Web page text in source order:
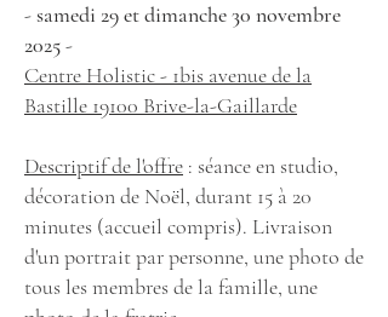
-samedi 29 et dimanche 30 novembre
2025-
Centre Holistic - 1bis avenue de la
Bastille 19100 Brive-la-Gaillarde
Descriptif de l'offre : séance en studio,
décoration de Noël, durant 15 à 20
minutes (accueil compris). Livraison
d'un portrait par personne, une photo de
tous les membres de la famille, une